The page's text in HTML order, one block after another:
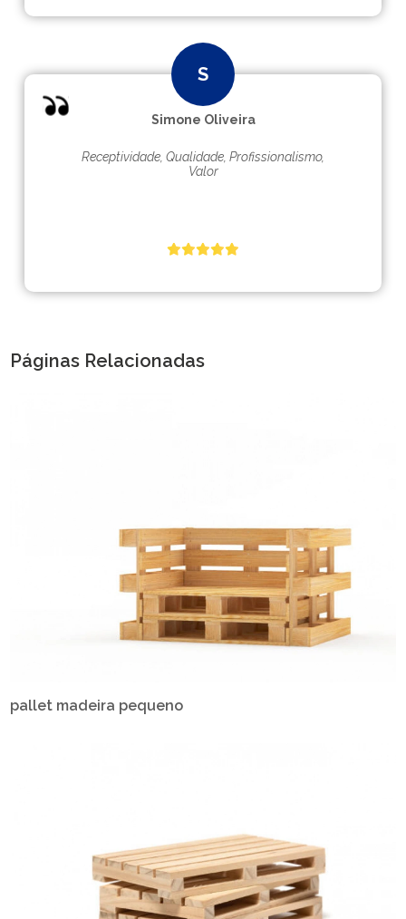
Simone Oliveira
Receptividade, Qualidade, Profissionalismo,
Valor
Páginas Relacionadas
pallet madeira pequeno